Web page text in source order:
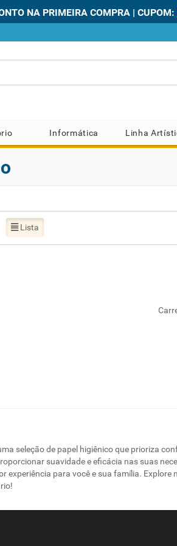
NA PRIMEIRA COMPRA | CUPOM:
Informática Linha
Lista
seleção de papel higiênico que prioriza
suavidade e eficácia nas suas
experiência para você e sua família.